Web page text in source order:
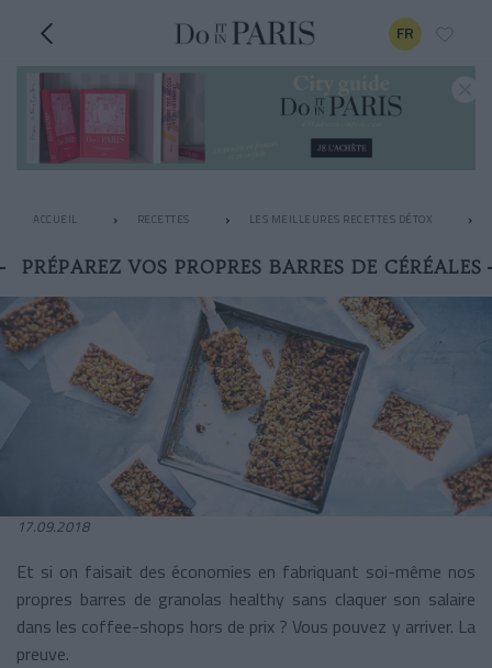
FR
ACCUEIL RECETTES LES MEILLEURES RECETTES DÉTOX
PRÉPAREZ VOS PROPRES BARRES DE CÉRÉALES
17.09.2018
Et si on faisait des économies en fabriquant soi-même nos
propres barres de granolas healthy sans claquer son salaire
dans les coffee-shops hors de prix ? Vous pouvez y arriver. La
preuve.